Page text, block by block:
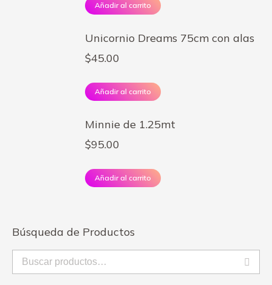
Añadir al carrito
Unicornio Dreams 75cm con alas
$45.00
Añadir al carrito
Minnie de 1.25mt
$95.00
Añadir al carrito
Búsqueda de Productos